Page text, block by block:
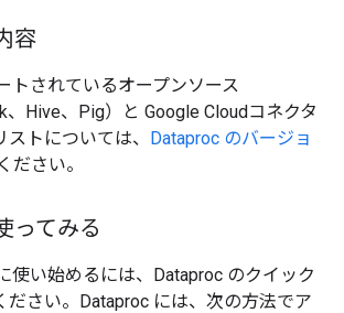
容
トされているオープンソース
、Hive、Pig）と Google Cloudコネクタ
トについては、 Dataproc のバージョ
ださい。
ってみる
使い始めるには、Dataproc のクイック
ださい。Dataproc には、次の方法でア